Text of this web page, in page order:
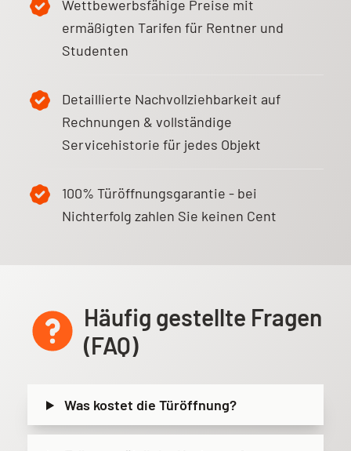
Wettbewerbsfähige Preise mit
ermäßigten Tarifen für Rentner und
Studenten
Detaillierte Nachvollziehbarkeit auf
Rechnungen & vollständige
Servicehistorie für jedes Objekt
100% Türöffnungsgarantie - bei
Nichterfolg zahlen Sie keinen Cent
Häufig gestellte Fragen
(FAQ)
Was kostet die Türöffnung?